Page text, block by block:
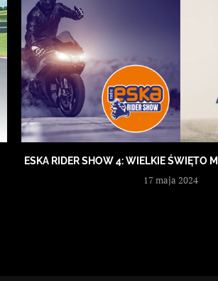
ESKA RIDER SHOW 4: WIELKIE ŚWIĘTO
17 maja 2024